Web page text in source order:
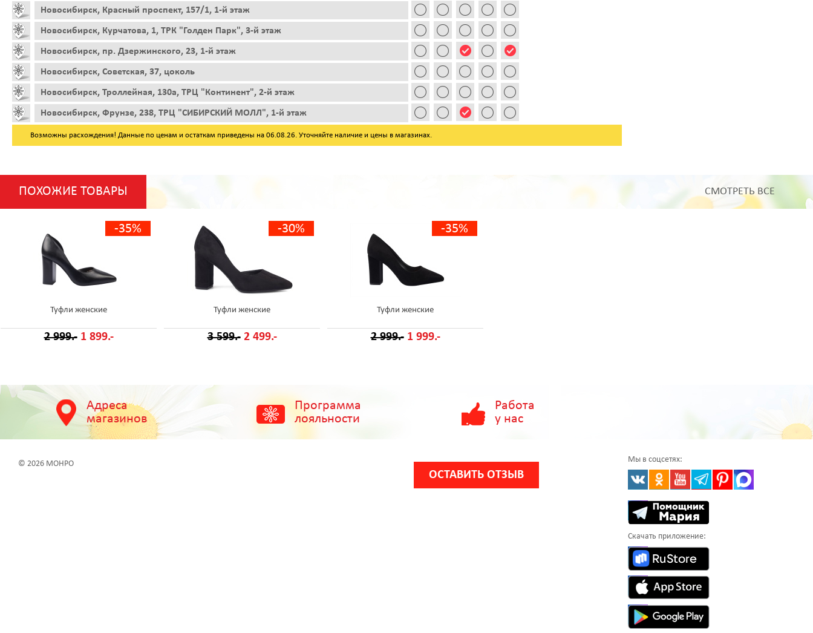
Новосибирск, Красный проспект, 157/1, 1-й этаж
Новосибирск, Курчатова, 1, ТРК "Голден Парк", 3-й этаж
Новосибирск, пр. Дзержинского, 23, 1-й этаж
Новосибирск, Советская, 37, цоколь
Новосибирск, Троллейная, 130а, ТРЦ "Континент", 2-й этаж
Новосибирск, Фрунзе, 238, ТРЦ "СИБИРСКИЙ МОЛЛ", 1-й этаж
Возможны расхождения! Данные по ценам и остаткам приведены на 06.08.26. Уточняйте наличие и цены в магазинах.
ПОХОЖИЕ ТОВАРЫ СМОТРЕТЬ ВСЕ
-35%
Туфли женские
2 999.- 1 899.-
-30%
Туфли женские
3 599.- 2 499.-
-35%
Туфли женские
2 999.- 1 999.-
Адреса
магазинов
Программа
лояльности
Работа
у нас
© 2026 МОНРО
ОСТАВИТЬ ОТЗЫВ
Мы в соцсетях:
Скачать приложение: